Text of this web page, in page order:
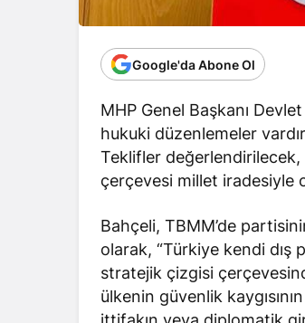
Google'da Abone Ol
MHP Genel Başkanı
hukuki düzenlemeler
Teklifler
çerçevesi millet iradesiyle
Bahçeli, TBMM’de
olarak, “Türkiye kendi dış
stratejik çizgisi
ülkenin güvenlik